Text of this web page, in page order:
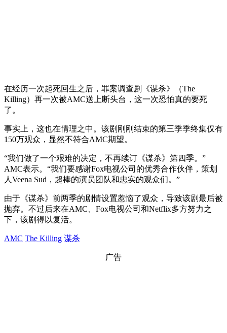
在经历一次起死回生之后，罪案调查剧《谋杀》（The
Killing）再一次被AMC送上断头台，这一次恐怕真的要死
了。
事实上，这也在情理之中。该剧刚刚结束的第三季季终集仅有
150万观众，显然不符合AMC期望。
“我们做了一个艰难的决定，不再续订《谋杀》第四季。”
AMC表示。“我们要感谢Fox电视公司的优秀合作伙伴，策划
人Veena Sud，超棒的演员团队和忠实的观众们。”
由于《谋杀》前两季的剧情设置惹恼了观众，导致该剧最后被
抛弃。不过后来在AMC、Fox电视公司和Netflix多方努力之
下，该剧得以复活。
AMC The Killing 谋杀
广告